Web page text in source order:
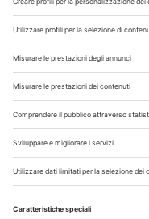
Chi Siamo
Contatti
Note Legali
Privacy